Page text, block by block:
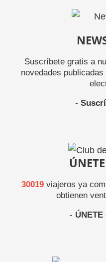
Suscríbete gratis a
novedades
-
30019viajeros ya
obtienen
-